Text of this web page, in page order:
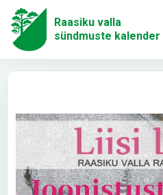
Raasiku valla
sündmuste kalender